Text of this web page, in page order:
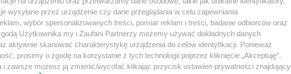
wysyłane przez urządzenie czy dane przeglądania w celu zapewniania
wybór spersonalizowanych treści, pomiar reklam i treści, badanie odbiorców oraz
Użytkownika my i Zaufani Partnerzy możemy używać dokładnych danych
aktywnie skanować charakterystykę urządzenia do celów identyfikacji. Ponieważ
prosimy o zgodę na korzystanie z tych technologii poprzez kliknięcie „Akceptuję”.
i zawsze możesz ją zmienić/wycofać klikając przycisk ustawień prywatności znajdujący